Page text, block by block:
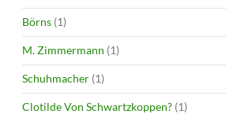
Börns (1)
M. Zimmermann (1)
Schuhmacher (1)
Clotilde Von Schwartzkoppen? (1)